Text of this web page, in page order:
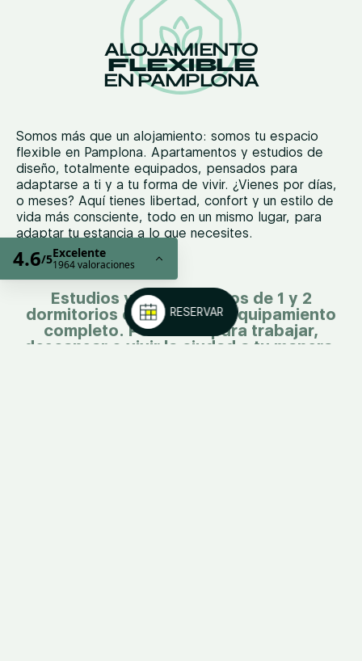
ESTANCIAS FLEXIBLES
ALOJAMIENTO
FLEXIBLE
EN PAMPLONA
Somos más que un alojamiento: somos tu espacio
flexible en Pamplona. Apartamentos y estudios de
diseño, totalmente equipados, pensados para
adaptarse a ti y a tu forma de vivir. ¿Vienes por días,
o meses? Aquí tienes libertad, confort y un estilo de
vida más consciente, todo en un mismo lugar, para
adaptar tu estancia a lo que necesites.
Estudios y apartamentos de 1 y 2
dormitorios con balcón y equipamiento
completo. Perfectos para trabajar,
descansar o vivir la ciudad a tu manera.